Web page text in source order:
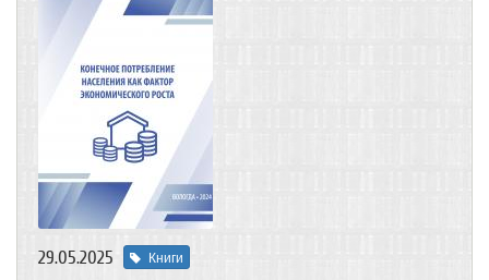
29.05.2025 Книги